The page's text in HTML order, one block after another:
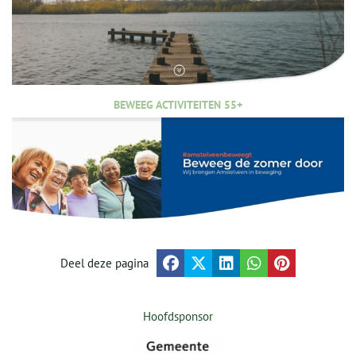
BEWEEG ACTIVITEITEN 55+
Deel deze pagina
Hoofdsponsor